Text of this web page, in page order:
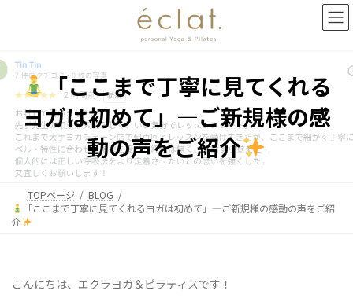
ツ
シ
「ここまで丁寧に見てくれる
ヨガは初めて」—ご新規様の感
動の声をご紹介
TOPページ
BLOG
「ここまで丁寧に見てくれるヨガは初めて」—ご新規様の感動の声をご紹
介
こんにちは、エクラヨガ＆ピラティスです！